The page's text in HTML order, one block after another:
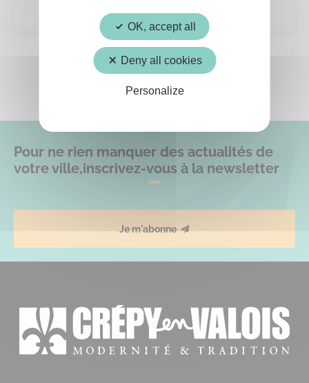
Pour ne rien manquer des actualités de
votre ville,inscrivez-vous à la newsletter
Je m'abonne
OK, accept all
Deny all cookies
Personalize